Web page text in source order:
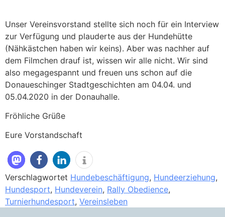
Unser Vereinsvorstand stellte sich noch für ein Interview
zur Verfügung und plauderte aus der Hundehütte
(Nähkästchen haben wir keins). Aber was nachher auf
dem Filmchen drauf ist, wissen wir alle nicht. Wir sind
also megagespannt und freuen uns schon auf die
Donaueschinger Stadtgeschichten am 04.04. und
05.04.2020 in der Donauhalle.
Fröhliche Grüße
Eure Vorstandschaft
Verschlagwortet Hundebeschäftigung, Hundeerziehung,
Hundesport, Hundeverein, Rally Obedience,
Turnierhundesport, Vereinsleben